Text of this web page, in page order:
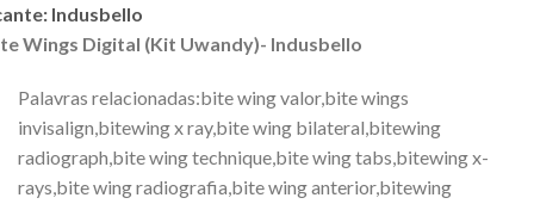
Indusbello
Wings Digital (Kit Uwandy)- Indusbello
Palavras relacionadas:bite wing valor,bite wings
invisalign,bitewing x ray,bite wing bilateral,bitewing
radiograph,bite wing technique,bite wing tabs,bitewing x-
rays,bite wing radiografia,bite wing anterior,bitewing